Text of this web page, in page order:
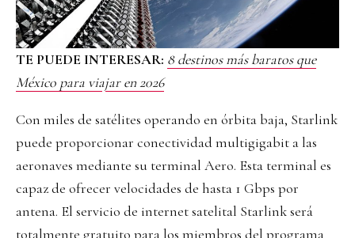
TE PUEDE INTERESAR: 8 destinos más baratos que
México para viajar en 2026
Con miles de satélites operando en órbita baja, Starlink
puede proporcionar conectividad multigigabit a las
aeronaves mediante su terminal Aero. Esta terminal es
capaz de ofrecer velocidades de hasta 1 Gbps por
antena. El servicio de internet satelital Starlink será
totalmente gratuito para los miembros del programa